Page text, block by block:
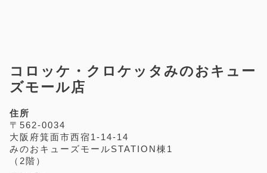
コロッケ・クロケッタみのおキュー
ズモール店
住所
〒562-0034
大阪府箕面市西宿1-14-14
みのおキューズモールSTATION棟1
（2階）